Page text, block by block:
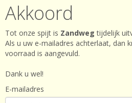
Akkoord
Tot onze spijt is Zandweg tijdelijk
Als u uw e-mailadres achterlaat, dan
voorraad is aangevuld.
Dank u wel!
E-mailadres